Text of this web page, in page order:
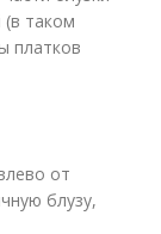
таком
платков
от
блузу,